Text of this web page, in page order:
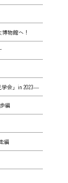
物館へ！
会」in 2023―
編
編